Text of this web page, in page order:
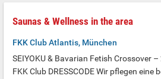
Saunas & Wellness in the area
FKK Club Atlantis, München
SEIYOKU & Bavarian Fetish Crossover
FKK Club DRESSCODE Wir pflegen eine